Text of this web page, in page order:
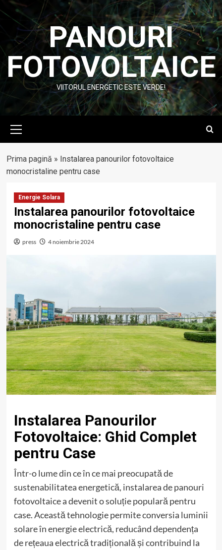
Skip
to
content
PANOURI
FOTOVOLTAICE
VIITORUL ENERGETIC ESTE VERDE!
Menu
Prima pagină » Instalarea panourilor fotovoltaice
monocristaline pentru case
Energie Solara
Instalarea panourilor fotovoltaice
monocristaline pentru case
press 4 noiembrie 2024
Instalarea Panourilor
Fotovoltaice: Ghid Complet
pentru Case
Într-o lume din ce în ce mai preocupată de
sustenabilitatea energetică, instalarea de panouri
fotovoltaice a devenit o soluție populară pentru
case. Această tehnologie permite conversia luminii
solare în energie electrică, reducând dependența
de rețeaua electrică tradițională și contribuind la